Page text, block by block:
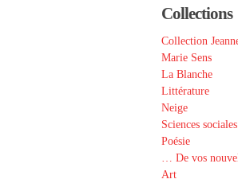
Collections
Collection
Marie Sens
La Blanche
Littérature
Neige
Sciences sociales
Poésie
… De vos
Art